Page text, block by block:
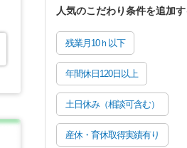
人気のこだわり条件を追加す
残業月10ｈ以下
年間休日120日以上
土日休み（相談可含む）
産休・育休取得実績有り